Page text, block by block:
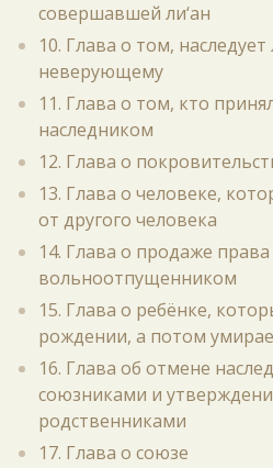
совершавшей ли‘ан
10. Глава о том,
неверующему
11. Глава о том, кто
наследником
12. Глава о
13. Глава о человеке,
от другого человека
14. Глава о продаже
вольноотпущенником
15. Глава о ребёнке,
рождении, а потом
16. Глава об отмене
союзниками и
родственниками
17. Глава о союзе